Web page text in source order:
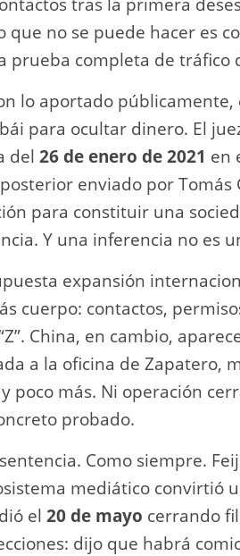
que no se puede hacer es
prueba completa de tráfico
lo aportado
para ocultar dinero. El
del 26 de enero de 2021 en
enviado por Tomás
para constituir una
Y una inferencia no es
expansión
cuerpo: contactos,
China, en cambio,
a la oficina de Zapatero,
poco más. Ni operación
probado.
Como siempre.
mediático convirtió
el 20 de mayo cerrando
dijo que habrá